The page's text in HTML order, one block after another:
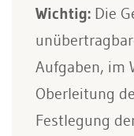
Wichtig: Die
Aufgaben, im
Oberleitung
Festlegung